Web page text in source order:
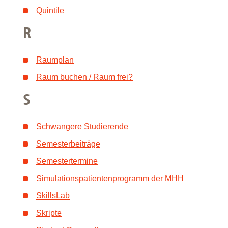
Quintile
R
Raumplan
Raum buchen / Raum frei?
S
Schwangere Studierende
Semesterbeiträge
Semestertermine
Simulationspatientenprogramm der MHH
SkillsLab
Skripte